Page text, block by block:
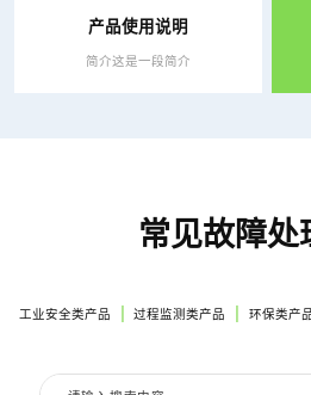
产品使用说明
简介这是一段简介
常见故障处
工业安全类产品 | 过程监测类产品 | 环保类产